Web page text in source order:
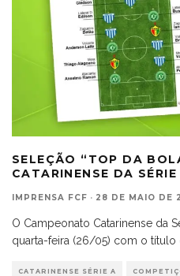
SELEÇÃO “TOP DA
CATARINENSE DA
IMPRENSA FCF · 28 DE MAIO DE
O Campeonato Catarinense da
quarta-feira (26/05) com o título
CATARINENSE SÉRIE A